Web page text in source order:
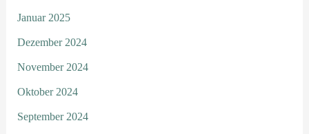
Januar 2025
Dezember 2024
November 2024
Oktober 2024
September 2024